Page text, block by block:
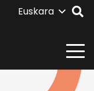
Euskara